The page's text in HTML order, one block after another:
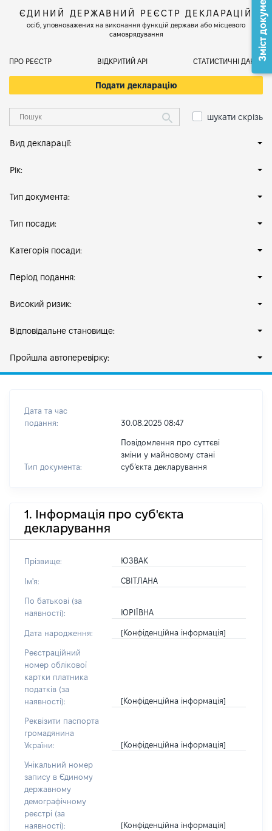
ЄДИНИЙ ДЕРЖАВНИЙ РЕЄСТР ДЕКЛАРАЦІЙ
осіб, уповноважених на виконання функцій держави або місцевого
самоврядування
ПРО РЕЄСТР ВІДКРИТИЙ АРІ СТАТИСТИЧНІ ДАНІ
Подати декларацію
шукати скрізь
Вид декларації:
Рік:
Тип документа:
Тип посади:
Категорія посади:
Період подання:
Високий ризик:
Відповідальне становище:
Пройшла автоперевірку:
Дата та час
подання:
30.08.2025 08:47
Тип документа:
Повідомлення про суттєві
зміни у майновому стані
субʼєкта декларування
1. Інформація про суб'єкта
декларування
Прізвище: ЮЗВАК
Ім'я: СВІТЛАНА
По батькові (за
наявності):
ЮРІЇВНА
Дата народження: [Конфіденційна інформація]
Реєстраційний
номер облікової
картки платника
податків (за
наявності):
[Конфіденційна інформація]
Реквізити паспорта
громадянина
України:
[Конфіденційна інформація]
Унікальний номер
запису в Єдиному
державному
демографічному
реєстрі (за
наявності):
[Конфіденційна інформація]
Зміст документа